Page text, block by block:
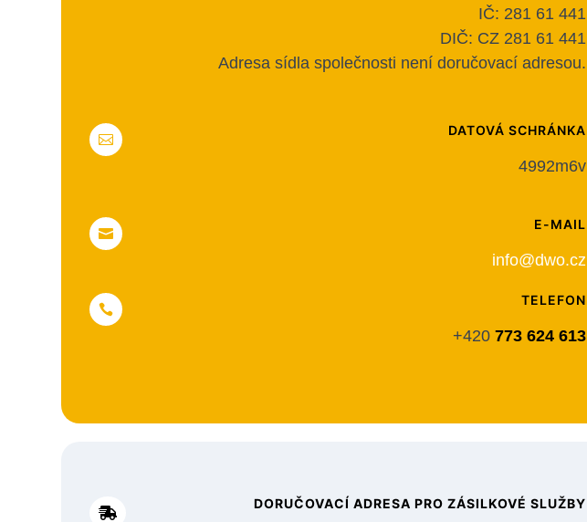
IČ: 281 61 441
DIČ: CZ 281 61 441
Adresa sídla společnosti není doručovací adresou.

DATOVÁ SCHRÁNKA
4992m6v

E-MAIL
info@dwo.cz

TELEFON
+420 773 624 613

DORUČOVACÍ ADRESA PRO ZÁSILKOVÉ SLUŽBY